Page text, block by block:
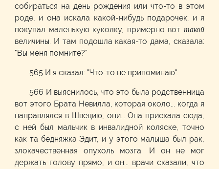
собираться на день рождения или что-то в этом
роде, и она искала какой-нибудь подарочек; и я
покупал маленькую куколку, примерно вот такой
величины. И там подошла какая-то дама, сказала:
"Вы меня помните?"
565 И я сказал: "Что-то не припоминаю".
566 И выяснилось, что это была родственница
вот этого Брата Невилла, которая около... когда я
направлялся в Швецию, они... Она приехала сюда,
с ней был мальчик в инвалидной коляске, точно
как та бедняжка Эдит, и у этого малыша был рак,
злокачественная опухоль мозга. И он не мог
держать голову прямо, и он... врачи сказали, что